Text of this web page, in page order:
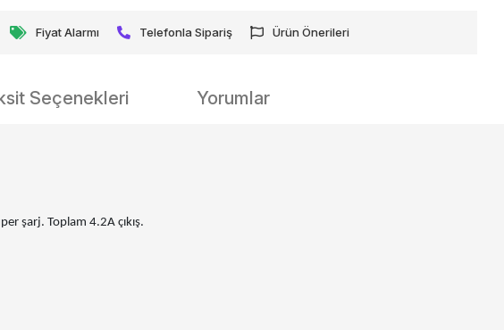
Fiyat Alarmı Telefonla Sipariş Ürün Önerileri
Seçenekleri Yorumlar
şarj. Toplam 4.2A çıkış.